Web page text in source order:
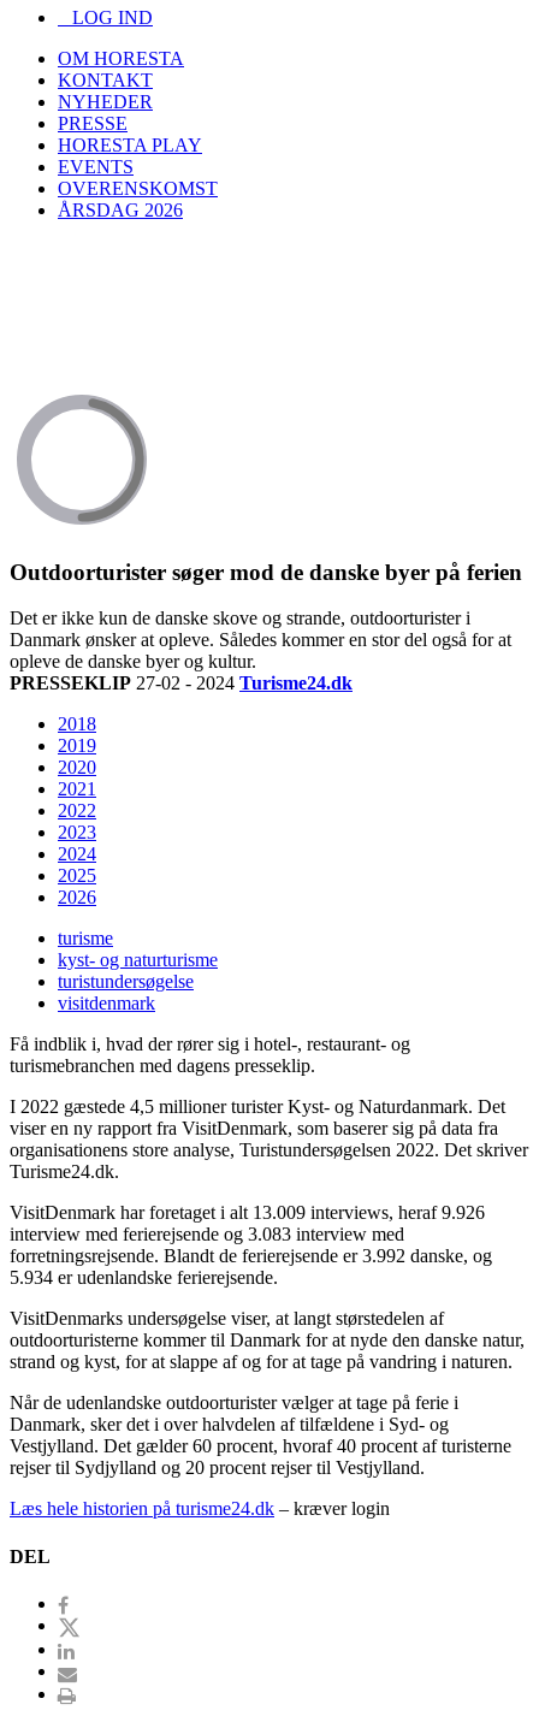
LOG IND
OM HORESTA
KONTAKT
NYHEDER
PRESSE
HORESTA PLAY
EVENTS
OVERENSKOMST
ÅRSDAG 2026
Outdoorturister søger mod de danske byer på ferien
Det er ikke kun de danske skove og strande, outdoorturister i
Danmark ønsker at opleve. Således kommer en stor del også for at
opleve de danske byer og kultur.
PRESSEKLIP 27-02 - 2024 Turisme24.dk
2018
2019
2020
2021
2022
2023
2024
2025
2026
turisme
kyst- og naturturisme
turistundersøgelse
visitdenmark
Få indblik i, hvad der rører sig i hotel-, restaurant- og
turismebranchen med dagens presseklip.
I 2022 gæstede 4,5 millioner turister Kyst- og Naturdanmark. Det
viser en ny rapport fra VisitDenmark, som baserer sig på data fra
organisationens store analyse, Turistundersøgelsen 2022. Det skriver
Turisme24.dk.
VisitDenmark har foretaget i alt 13.009 interviews, heraf 9.926
interview med ferierejsende og 3.083 interview med
forretningsrejsende. Blandt de ferierejsende er 3.992 danske, og
5.934 er udenlandske ferierejsende.
VisitDenmarks undersøgelse viser, at langt størstedelen af
outdoorturisterne kommer til Danmark for at nyde den danske natur,
strand og kyst, for at slappe af og for at tage på vandring i naturen.
Når de udenlandske outdoorturister vælger at tage på ferie i
Danmark, sker det i over halvdelen af tilfældene i Syd- og
Vestjylland. Det gælder 60 procent, hvoraf 40 procent af turisterne
rejser til Sydjylland og 20 procent rejser til Vestjylland.
Læs hele historien på turisme24.dk – kræver login
DEL